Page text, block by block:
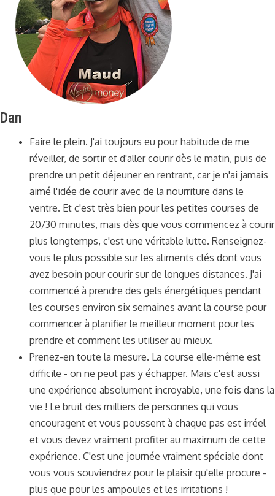
Dan
Faire le plein. J'ai toujours eu pour habitude de me
réveiller, de sortir et d'aller courir dès le matin, puis de
prendre un petit déjeuner en rentrant, car je n'ai jamais
aimé l'idée de courir avec de la nourriture dans le
ventre. Et c'est très bien pour les petites courses de
20/30 minutes, mais dès que vous commencez à courir
plus longtemps, c'est une véritable lutte. Renseignez-
vous le plus possible sur les aliments clés dont vous
avez besoin pour courir sur de longues distances. J'ai
commencé à prendre des gels énergétiques pendant
les courses environ six semaines avant la course pour
commencer à planifier le meilleur moment pour les
prendre et comment les utiliser au mieux.
Prenez-en toute la mesure. La course elle-même est
difficile - on ne peut pas y échapper. Mais c'est aussi
une expérience absolument incroyable, une fois dans la
vie ! Le bruit des milliers de personnes qui vous
encouragent et vous poussent à chaque pas est irréel
et vous devez vraiment profiter au maximum de cette
expérience. C'est une journée vraiment spéciale dont
vous vous souviendrez pour le plaisir qu'elle procure -
plus que pour les ampoules et les irritations !